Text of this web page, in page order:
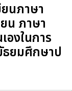
นภาษา
น ภาษา
องในการ
ธยมศึกษาป